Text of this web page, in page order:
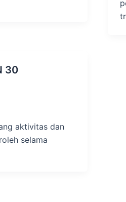
30
aktivitas dan
selama